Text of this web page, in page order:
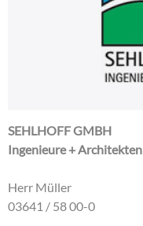
SEHLHOFF GMBH
Ingenieure + Architekten
Herr Müller
03641 / 58 00-0